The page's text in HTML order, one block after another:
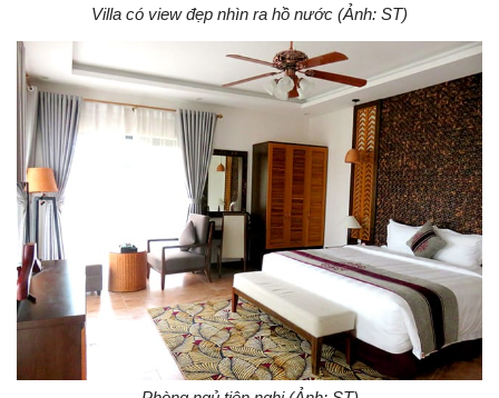
Villa có view đẹp nhìn ra hồ nước (Ảnh: ST)